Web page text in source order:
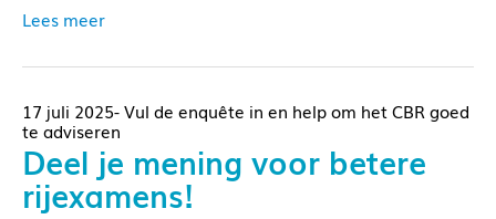
Lees meer
17 juli 2025- Vul de enquête in en help om het CBR goed
te adviseren
Deel je mening voor betere
rijexamens!